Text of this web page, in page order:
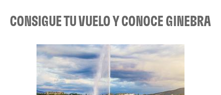
CONSIGUE TU VUELO Y CONOCE GINEBRA